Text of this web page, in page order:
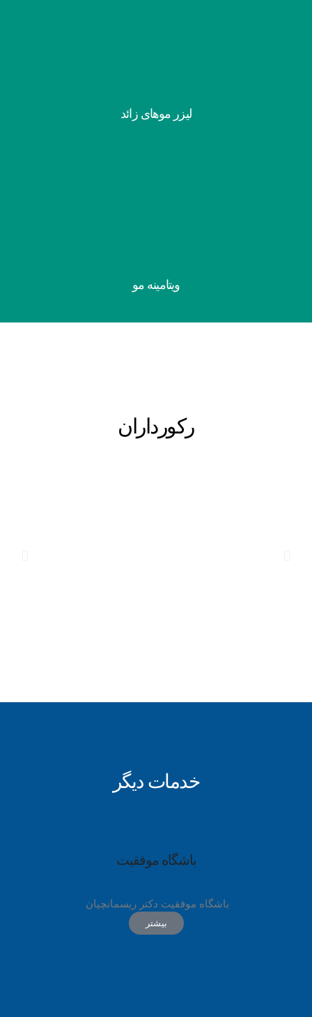
لیزر موهای زائد
ویتامینه مو
رکورداران
خدمات دیگر
باشگاه موفقیت
باشگاه موفقیت دکتر ریسمانچیان
بیشتر